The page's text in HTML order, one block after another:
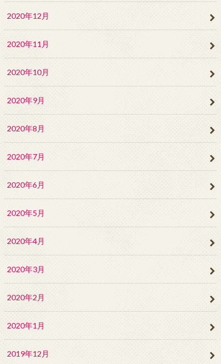
2020年12月
2020年11月
2020年10月
2020年9月
2020年8月
2020年7月
2020年6月
2020年5月
2020年4月
2020年3月
2020年2月
2020年1月
2019年12月